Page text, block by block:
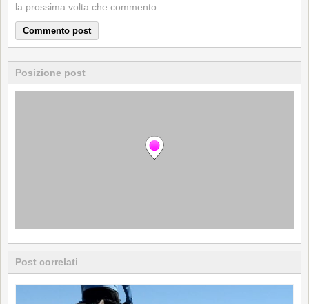
la prossima volta che commento.
Posizione post
Post correlati